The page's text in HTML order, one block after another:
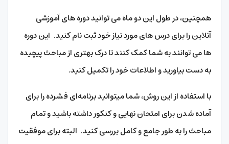
همچنین، در طول این دو ماه می توانید دوره های آموزشی
آنلاین را برای درس های مورد نیاز خود ثبت نام کنید. این دوره
ها می توانند به شما کمک کنند تا درک بهتری از مباحث پیچیده
به دست بیاورید و اطلاعات خود را تکمیل کنید.
با استفاده از این روش، شما میتوانید برنامه‌ای فشرده را برای
آماده شدن برای امتحان نهایی و کنکور داشته باشید و تمام
مباحث را به طور جامع و کامل بررسی کنید. البته برای موفقیت